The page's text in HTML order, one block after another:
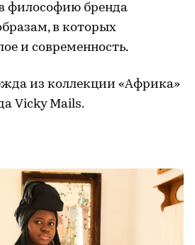
философию бренда
в которых
и современность.
из коллекции «Африка»
Vicky Mails.